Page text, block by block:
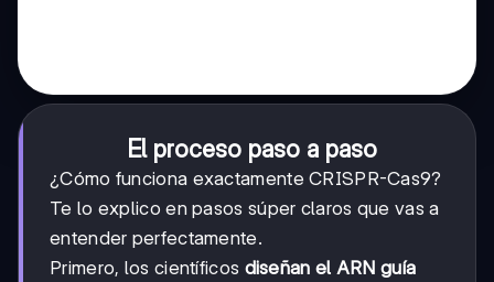
El proceso paso a paso
¿Cómo funciona exactamente CRISPR-Cas9?
Te lo explico en pasos súper claros que vas a
entender perfectamente.
Primero, los científicos diseñan el ARN guía